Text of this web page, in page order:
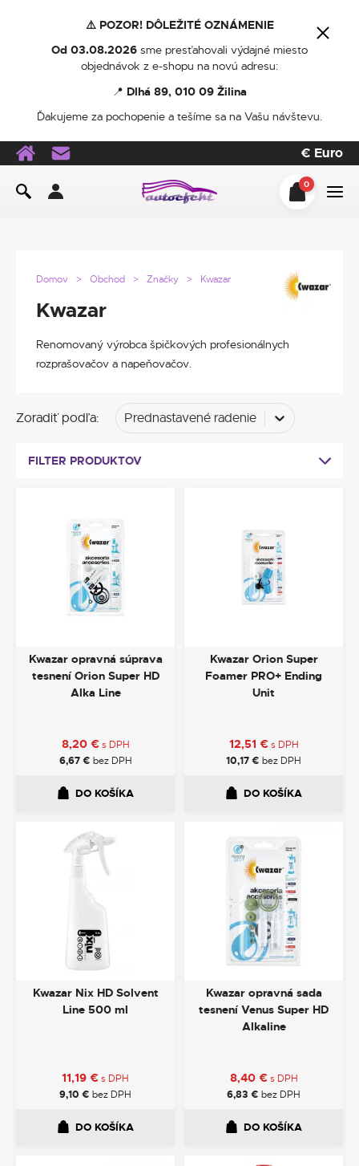
⚠️ POZOR! DÔLEŽITÉ OZNÁMENIE
Od 03.08.2026 sme presťahovali výdajné miesto
objednávok z e-shopu na novú adresu:
📍 Dlhá 89, 010 09 Žilina
Ďakujeme za pochopenie a tešíme sa na Vašu návštevu.
€ Euro
0
Domov Obchod Značky Kwazar
Kwazar
Renomovaný výrobca špičkových profesionálnych
rozprašovačov a napeňovačov.
Zoradiť podľa: Prednastavené radenie
FILTER PRODUKTOV
Kwazar opravná súprava
tesnení Orion Super HD
Alka Line
8,20 € s DPH
6,67€ bez DPH
DO KOŠÍKA
Kwazar Orion Super
Foamer PRO+ Ending
Unit
12,51 € s DPH
10,17€ bez DPH
DO KOŠÍKA
Kwazar Nix HD Solvent
Line 500 ml
11,19 €s DPH
9,10 € bez DPH
DO KOŠÍKA
Kwazar opravná sada
tesnení Venus Super HD
Alkaline
8,40 € s DPH
6,83 € bez DPH
DO KOŠÍKA